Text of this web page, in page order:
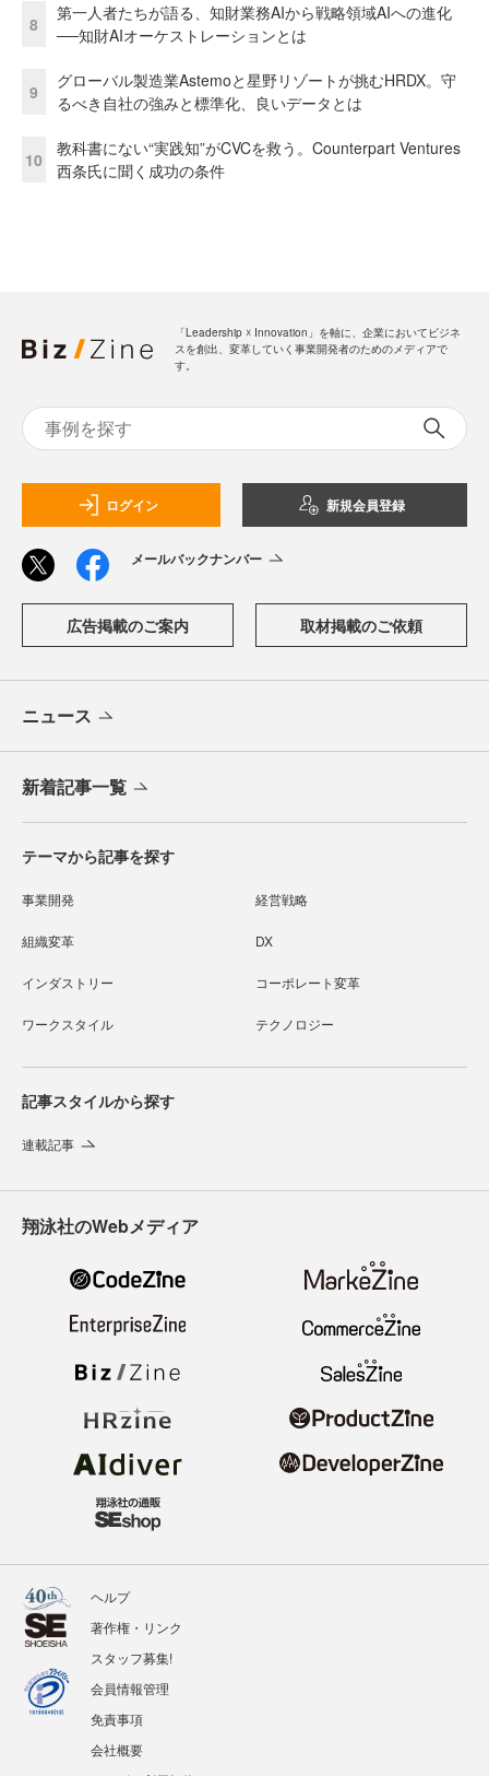
8
第一人者たちが語る、知財業務AIから戦略領域AIへの進化
──知財AIオーケストレーションとは
9
グローバル製造業Astemoと星野リゾートが挑むHRDX。守
るべき自社の強みと標準化、良いデータとは
10
教科書にない“実践知”がCVCを救う。Counterpart Ventures
西条氏に聞く成功の条件
「Leadership ☓ Innovation」を軸に、企業においてビジネ
スを創出、変革していく事業開発者のためのメディアで
す。
ログイン 新規会員登録
メールバックナンバー
広告掲載のご案内 取材掲載のご依頼
ニュース
新着記事一覧
テーマから記事を探す
事業開発 経営戦略
組織変革 DX
インダストリー コーポレート変革
ワークスタイル テクノロジー
記事スタイルから探す
連載記事
翔泳社のWebメディア
ヘルプ
著作権・リンク
スタッフ募集!
会員情報管理
免責事項
会社概要